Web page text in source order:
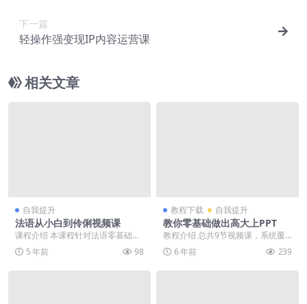
下一篇
轻操作强变现IP内容运营课
相关文章
自我提升
法语从小白到伶俐视频课
课程介绍 本课程针对法语零基础学
员开设，旨在短时间内培养学生的
基础法语听说读写能...
5 年前 98
教程下载 自我提升
教你零基础做出高大上PPT
教程介绍 总共9节视频课，系统覆
盖了大部分人使用PPT软件涉及的
操作方法和使用场...
6 年前 239